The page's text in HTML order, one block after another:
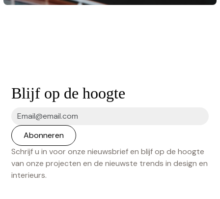
Blijf op de hoogte
Schrijf u in voor onze nieuwsbrief en blijf op de hoogte
van onze projecten en de nieuwste trends in design en
interieurs.